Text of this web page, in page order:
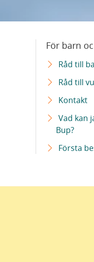
För barn
Råd till
Råd till
Kontakt
Vad kan
Bup?
Första